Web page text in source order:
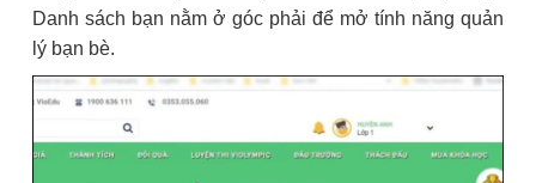
Danh sách bạn nằm ở góc phải để mở tính năng quản
lý bạn bè.